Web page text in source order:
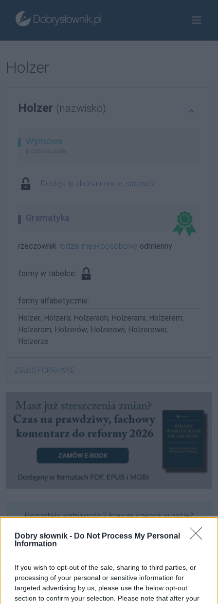
Dobry słownik - Do Not Process My Personal
Information
If you wish to opt-out of the sale, sharing to third parties, or
processing of your personal or sensitive information for
targeted advertising by us, please use the below opt-out
section to confirm your selection. Please note that after your
Holzer
Holzer (nazwisko)
Wymowa
prosto zapisana
Dostęp w abonamencie, sprawdź
Gramatyka
rzeczownik rodzaj męskoosobowy odmienny
formy w tabelce:
formy alfabetycznie:
Holzer; Holzera; Holzerach; Holzerami; Holzerem;
Holzerom; Holzerów; Holzerowi; Holzerowie;
Holzerze
ZGŁOŚ POPRAWKĘ
Pozostały wątpliwości? Brakuje czegoś w haśle?
Często sprawdzane